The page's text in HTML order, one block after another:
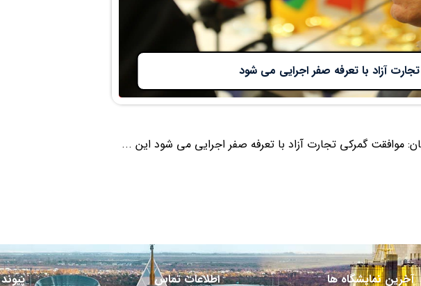
آزاد با تعرفه صفر اجرایی می شود
موافقت گمرکی تجارت آزاد با تعرفه صفر اجرایی می شود این ...
آخرین نمایشگاه ها اطلاعات تماس